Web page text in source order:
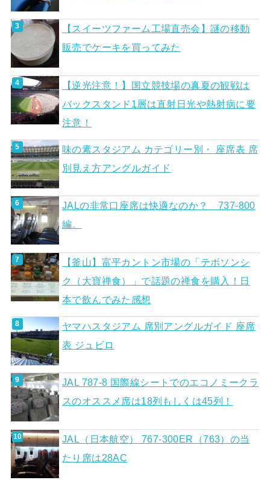
【スイーツファーム工場直売会】謎の移動
販売でケーキを買ってみた
【逆光注意！】国立競技場の真夏の観戦は
バックスタンド1層は直射日光や熱射病に要
注意！
味の素スタジアム カテゴリー別・ 座席表 席
別見え方アングルガイド
JALの非常口座席は快適なのか？ 737-800
編。
【釜山】富平カントン市場の「テボソンシ
ク（大寶禅食）」で話題の禅食を購入！日
本で飲んでみた感想
ヤマハスタジアム 席別アングルガイド 座席
表 ジュビロ
JAL 787-8 国際線シートでのエコノミークラ
スのオススメ席は18列もしくは45列！
JAL（日本航空） 767-300ER（763）の当
たり席は28AC